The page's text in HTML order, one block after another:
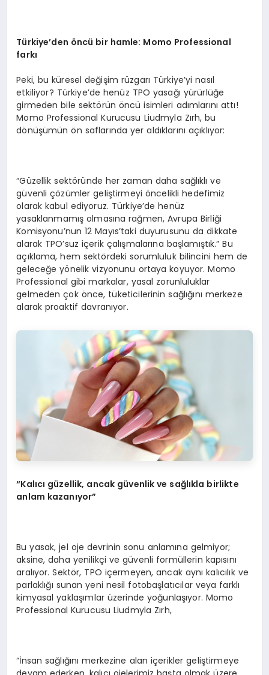
Türkiye’den öncü bir hamle: Momo Professional
farkı
Peki, bu küresel değişim rüzgarı Türkiye’yi nasıl
etkiliyor? Türkiye’de henüz TPO yasağı yürürlüğe
girmeden bile sektörün öncü isimleri adımlarını attı!
Momo Professional Kurucusu Liudmyla Zırh, bu
dönüşümün ön saflarında yer aldıklarını açıklıyor:
“Güzellik sektöründe her zaman daha sağlıklı ve
güvenli çözümler geliştirmeyi öncelikli hedefimiz
olarak kabul ediyoruz. Türkiye’de henüz
yasaklanmamış olmasına rağmen, Avrupa Birliği
Komisyonu’nun 12 Mayıs’taki duyurusunu da dikkate
alarak TPO’suz içerik çalışmalarına başlamıştık.” Bu
açıklama, hem sektördeki sorumluluk bilincini hem de
geleceğe yönelik vizyonunu ortaya koyuyor. Momo
Professional gibi markalar, yasal zorunluluklar
gelmeden çok önce, tüketicilerinin sağlığını merkeze
alarak proaktif davranıyor.
“Kalıcı güzellik, ancak güvenlik ve sağlıkla birlikte
anlam kazanıyor”
Bu yasak, jel oje devrinin sonu anlamına gelmiyor;
aksine, daha yenilikçi ve güvenli formüllerin kapısını
aralıyor. Sektör, TPO içermeyen, ancak aynı kalıcılık ve
parlaklığı sunan yeni nesil fotobaşlatıcılar veya farklı
kimyasal yaklaşımlar üzerinde yoğunlaşıyor. Momo
Professional Kurucusu Liudmyla Zırh,
“İnsan sağlığını merkezine alan içerikler geliştirmeye